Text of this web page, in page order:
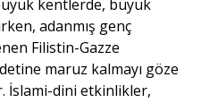
kentlerde, büyük
adanmış genç
Filistin-Gazze
maruz kalmayı göze
İslami-dini etkinlikler,